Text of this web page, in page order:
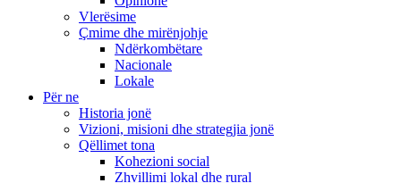
Vlerësime
Çmime dhe mirënjohje
Ndërkombëtare
Nacionale
Lokale
Për ne
Historia jonë
Vizioni, misioni dhe strategjia jonë
Qëllimet tona
Kohezioni social
Zhvillimi lokal dhe rural